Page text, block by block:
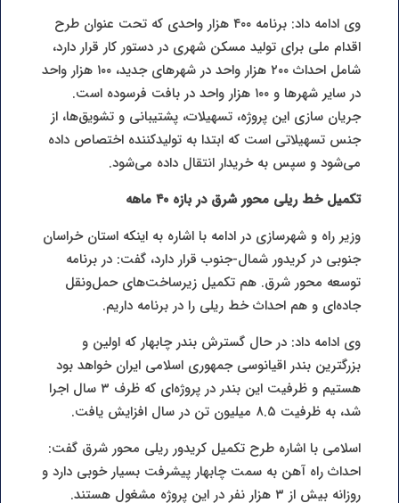
وی ادامه داد: برنامه ۴۰۰ هزار واحدی که تحت عنوان طرح
اقدام ملی برای تولید مسکن شهری در دستور کار قرار دارد،
شامل احداث ۲۰۰ هزار واحد در شهرهای جدید، ۱۰۰ هزار واحد
در سایر شهرها و ۱۰۰ هزار واحد در بافت فرسوده است.
جریان سازی این پروژه، تسهیلات، پشتیبانی و تشویق‌ها، از
جنس تسهیلاتی است که ابتدا به تولیدکننده اختصاص داده
می‌شود و سپس به خریدار انتقال داده می‌شود.
تکمیل خط ریلی محور شرق در بازه ۴۰ ماهه
وزیر راه و شهرسازی در ادامه با اشاره به اینکه استان خراسان
جنوبی در کریدور شمال-جنوب قرار دارد، گفت: در برنامه
توسعه محور شرق. هم تکمیل زیرساخت‌های حمل‌ونقل
جاده‌ای و هم احداث خط ریلی را در برنامه داریم.
وی ادامه داد: در حال گسترش بندر چابهار که اولین و
بزرگترین بندر اقیانوسی جمهوری اسلامی ایران خواهد بود
هستیم و ظرفیت این بندر در پروژه‌ای که ظرف ۳ سال اجرا
شد، به ظرفیت ۸.۵ میلیون تن در سال افزایش یافت.
اسلامی با اشاره طرح تکمیل کریدور ریلی محور شرق گفت:
احداث راه آهن به سمت چابهار پیشرفت بسیار خوبی دارد و
روزانه بیش از ۳ هزار نفر در این پروژه مشغول هستند.